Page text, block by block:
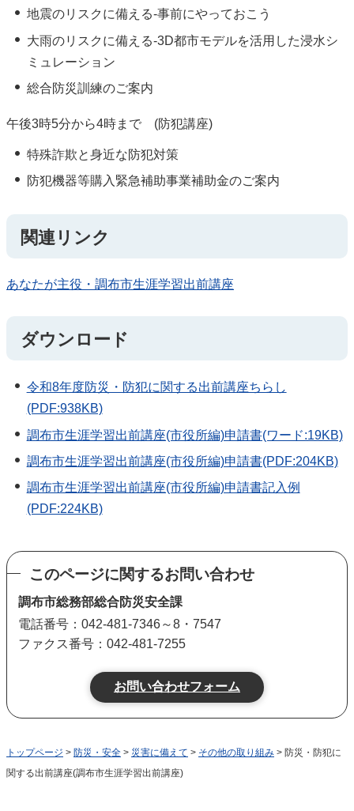
地震のリスクに備える-事前にやっておこう
大雨のリスクに備える-3D都市モデルを活用した浸水シ
ミュレーション
総合防災訓練のご案内
午後3時5分から4時まで (防犯講座)
特殊詐欺と身近な防犯対策
防犯機器等購入緊急補助事業補助金のご案内
関連リンク
あなたが主役・調布市生涯学習出前講座
ダウンロード
令和8年度防災・防犯に関する出前講座ちらし
(PDF:938KB)
調布市生涯学習出前講座(市役所編)申請書(ワード:19KB)
調布市生涯学習出前講座(市役所編)申請書(PDF:204KB)
調布市生涯学習出前講座(市役所編)申請書記入例
(PDF:224KB)
このページに関するお問い合わせ
調布市総務部総合防災安全課
電話番号：042-481-7346～8・7547
ファクス番号：042-481-7255
トップページ > 防災・安全 > 災害に備えて > その他の取り組み > 防災・防犯に
関する出前講座(調布市生涯学習出前講座)